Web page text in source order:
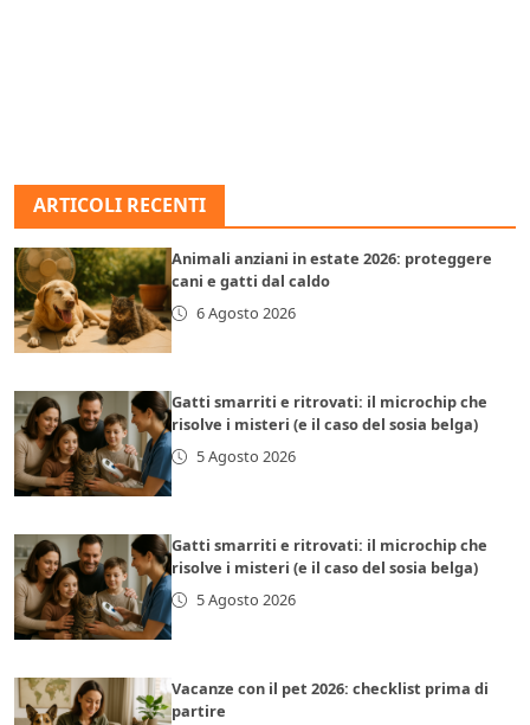
ARTICOLI RECENTI
Animali anziani in estate 2026: proteggere
cani e gatti dal caldo
6 Agosto 2026
Gatti smarriti e ritrovati: il microchip che
risolve i misteri (e il caso del sosia belga)
5 Agosto 2026
Gatti smarriti e ritrovati: il microchip che
risolve i misteri (e il caso del sosia belga)
5 Agosto 2026
Vacanze con il pet 2026: checklist prima di
partire